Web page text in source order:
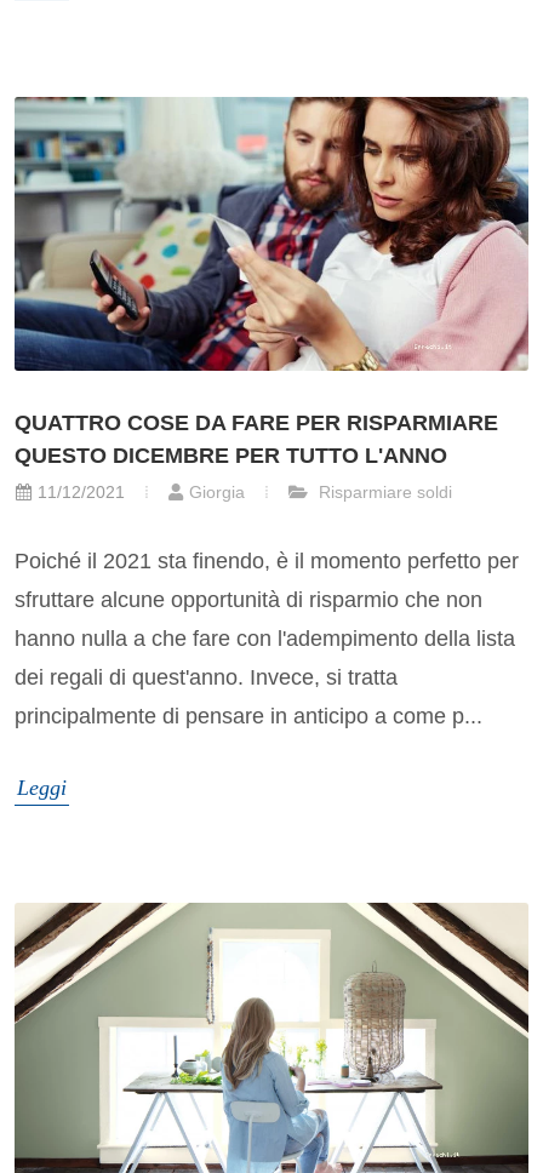
QUATTRO COSE DA FARE PER RISPARMIARE
QUESTO DICEMBRE PER TUTTO L'ANNO
11/12/2021 Giorgia Risparmiare soldi
Poiché il 2021 sta finendo, è il momento perfetto per
sfruttare alcune opportunità di risparmio che non
hanno nulla a che fare con l'adempimento della lista
dei regali di quest'anno. Invece, si tratta
principalmente di pensare in anticipo a come p...
Leggi